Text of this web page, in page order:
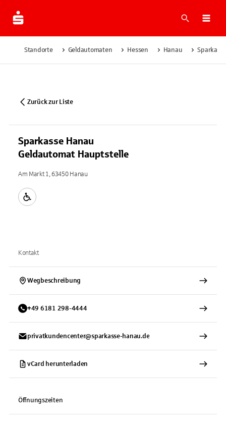
Suche
Standorte Geldautomaten Hessen Hanau
Zurück zur Liste
Sparkasse Hanau
Geldautomat Hauptstelle
Am Markt 1, 63450 Hanau
Kontakt
Wegbeschreibung
+49 6181 298-4444
privatkundencenter@sparkasse-hanau.de
vCard herunterladen
Öffnungszeiten